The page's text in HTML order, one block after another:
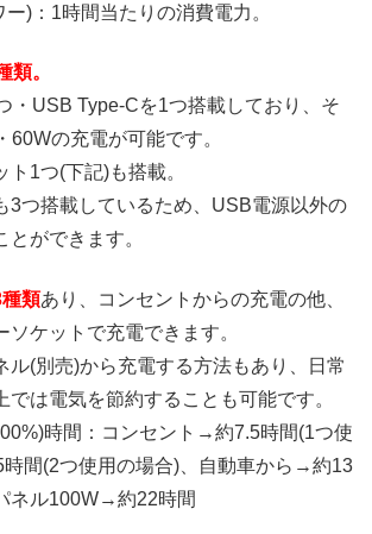
)：1時間当たりの消費電力。
類。
・USB Type-Cを1つ搭載しており、そ
60Wの充電が可能です。
ト1つ(下記)も搭載。
3つ搭載しているため、USB電源以外の
ができます。
類あり、コンセントからの充電の他、
ソケットで充電できます。
ル(別売)から充電する方法もあり、日常
では電気を節約することも可能です。
時間：コンセント→約7.5時間(1つ使
時間(2つ使用の場合)、自動車から→約13
ネル100W→約22時間